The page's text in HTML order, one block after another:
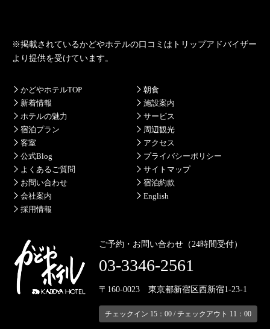
※掲載されているかどやホテルの口コミは トリップアドバイザー
より提供を受けています。
かどやホテルTOP
新着情報
ホテルの魅力
宿泊プラン
客室
朝食
施設案内
サービス
周辺観光
アクセス
公式Blog
よくあるご質問
お問い合わせ
会社案内
採用情報
プライバシーポリシー
サイトマップ
宿泊約款
English
ご予約・お問い合わせ（24時間受付）
03-3346-2561
〒160-0023 東京都新宿区西新宿1-23-1
チェックイン 15：00 / チェックアウト 11：00